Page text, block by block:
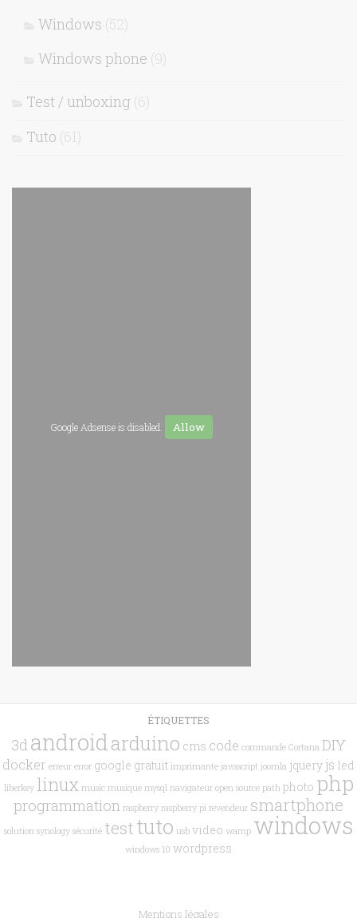
Windows (52)
Windows phone (9)
Test / unboxing (6)
Tuto (61)
Google Adsense is disabled. Allow
ÉTIQUETTES
3d androidarduino cms code commande Cortana DIY
docker erreur error google gratuit imprimante javascript joomla jquery js led
liberkey linux music musique mysql navigateur open source path photo php
programmation raspberry raspberry pi revendeur smartphone
solution synology sécurité testtuto usb video wamp windows
windows 10 wordpress
Mentions légales